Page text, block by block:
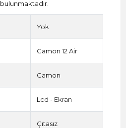
bulunmaktadır.
Yok
Camon 12 Air
Camon
Lcd - Ekran
Çıtasız